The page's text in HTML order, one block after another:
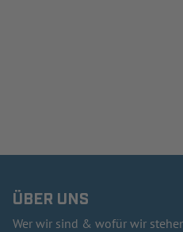
ÜBER UNS
Wer wir sind & wofür wir